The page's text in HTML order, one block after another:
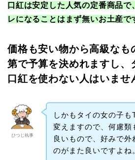
口紅は安定した人気の定番商品
レになることはまず無いお土産で
価格も安い物から高級なも
第で予算を決めれますし、
口紅を使わない人はいませ
ひつじ執事
しかもタイの女の子
変えますので、何慮類
良いもので、好みで外
のがまた良いですよね